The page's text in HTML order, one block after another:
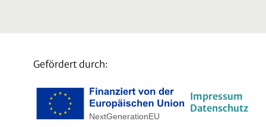
Gefördert durch:
Impressum
Datenschutz